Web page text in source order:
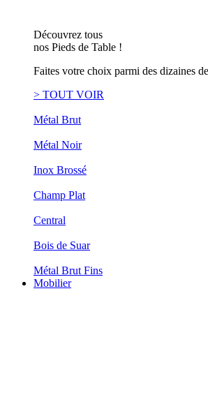
Découvrez tous
nos Pieds de Table !
Faites votre choix parmi des dizaines
> TOUT VOIR
Métal Brut
Métal Noir
Inox Brossé
Champ Plat
Central
Bois de Suar
Métal Brut Fins
Mobilier